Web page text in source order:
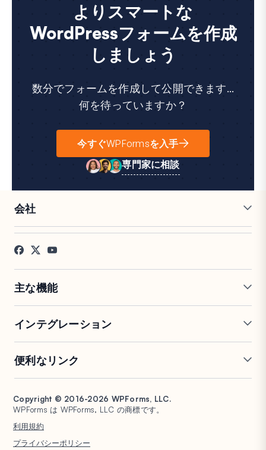
よりスマートな
WordPressフォームを作成
しましょう
数分でフォームを作成して公開できます...
何を待っていますか？
今すぐWPFormsを入手
専門家に相談
会社
採用情報
お客様の声
プレス
アフィリエイト
主な機能
条件付きロジック
会話型フォーム
フォームランディングページ
エントリー管理
フォーム放棄
フォーム通知
ファイルアップロード
計算フォーム
PDF生成
署名フォーム
スパム保護
アンケートと投票
インテグレーション
Google Sheets
Salesforce
HubSpot
Google ドライブ
Stripe
PayPal
Square
便利なリンク
ドキュメント
プランと料金
WordPress ホスティング
WPConsent
Universally
Copyright © 2016-2026 WPForms, LLC.
WPForms は WPForms, LLC の商標です。
利用規約
プライバシーポリシー